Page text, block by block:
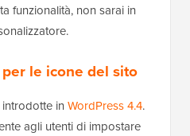
funzionalità, non sarai in
le icone del sito
in WordPress 4.4.
agli utenti di impostare